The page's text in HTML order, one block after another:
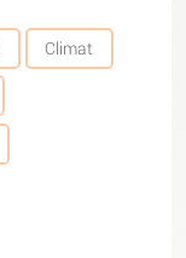
Climat